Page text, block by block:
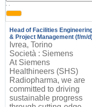
, ,
Head of Facilities
& Project Management (f/m/
Ivrea, Torino
Società : Siemens
At Siemens
Healthineers (SHS)
Radiopharma, we are
committed to driving
sustainable progress